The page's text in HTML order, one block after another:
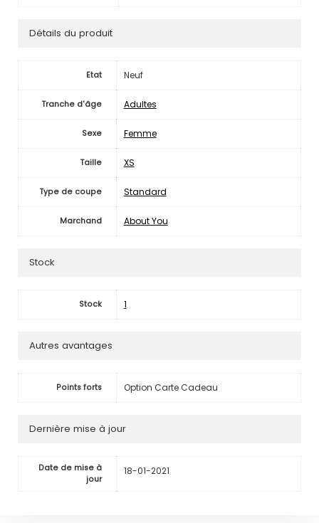
Détails du produit
Etat Neuf
Tranche d'âge Adultes
Sexe Femme
Taille XS
Type de coupe Standard
Marchand About You
Stock
Stock 1
Autres avantages
Points forts Option Carte Cadeau
Dernière mise à jour
Date de mise à
jour
18-01-2021